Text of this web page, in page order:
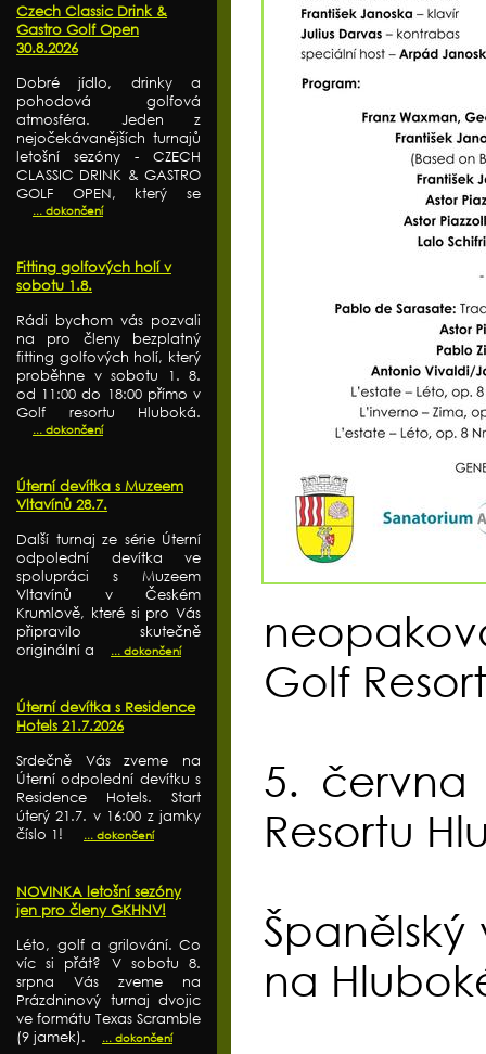
Czech Classic Drink &
Gastro Golf Open
30.8.2026
Dobré jídlo, drinky a
pohodová golfová
atmosféra. Jeden z
nejočekávanějších turnajů
letošní sezóny - CZECH
CLASSIC DRINK & GASTRO
GOLF OPEN, který se
... dokončení
Fitting golfových holí v
sobotu 1.8.
Rádi bychom vás pozvali
na pro členy bezplatný
fitting golfových holí, který
proběhne v sobotu 1. 8.
od 11:00 do 18:00 přímo v
Golf resortu Hluboká.
... dokončení
Úterní devítka s Muzeem
Vltavínů 28.7.
Další turnaj ze série Úterní
odpolední devítka ve
spolupráci s Muzeem
Vltavínů v Českém
Krumlově, které si pro Vás
připravilo skutečně
originální a
... dokončení
Úterní devítka s Residence
Hotels 21.7.2026
Srdečně Vás zveme na
Úterní odpolední devítku s
Residence Hotels. Start
úterý 21.7. v 16:00 z jamky
číslo 1!
... dokončení
NOVINKA letošní sezóny
jen pro členy GKHNV!
Léto, golf a grilování. Co
víc si přát? V sobotu 8.
srpna Vás zveme na
Prázdninový turnaj dvojic
ve formátu Texas Scramble
(9 jamek).
... dokončení
Golf
5. června
Resortu
na